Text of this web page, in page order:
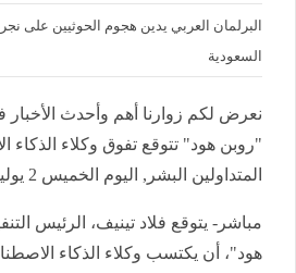
البرلمان العربي يدين هجوم الحوثيين على
السعودية
نعرض لكم زوارنا أهم وأحدث الأخبار
"روبن هود" تتوقع تفوق وكلاء الذكاء
المتداولين البشر, اليوم الخميس 2 يوليو 2026 10:13 مساءً
مباشر- يتوقع فلاد تينيف، الرئيس
هود"، أن يكتسب وكلاء الذكاء